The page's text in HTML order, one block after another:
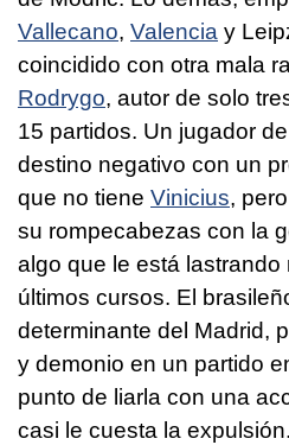
Vallecano, Valencia y
coincidido con otra mala
Rodrygo, autor de solo
15 partidos. Un jugador
destino negativo con un
que no tiene Vinicius,
su rompecabezas con la
algo que le está
últimos cursos. El
determinante del Madrid,
y demonio en un partido
punto de liarla con una
casi le cuesta la expulsión.